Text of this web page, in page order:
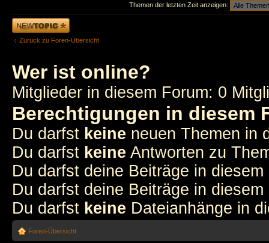
Themen der letzten Zeit anzeigen:
Neues Thema
erstellen
Zurück zu Foren-Übersicht
Wer ist online?
Mitglieder in diesem Forum: 0
Berechtigungen in diesem
Du darfst keine neuen Themen in
Du darfst keine Antworten zu
Du darfst deine Beiträge in
Du darfst deine Beiträge in
Du darfst keine Dateianhänge in
Foren-Übersicht